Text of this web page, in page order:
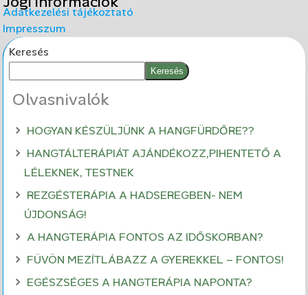
Adatkezelési tájékoztató
Impresszum
Keresés
Keresés
Olvasnivalók
HOGYAN KÉSZÜLJÜNK A HANGFÜRDŐRE??
HANGTÁLTERÁPIÁT AJÁNDÉKOZZ,PIHENTETŐ A
LÉLEKNEK, TESTNEK
REZGÉSTERÁPIA A HADSEREGBEN- NEM
ÚJDONSÁG!
A HANGTERÁPIA FONTOS AZ IDŐSKORBAN?
FÜVÖN MEZÍTLÁBAZZ A GYEREKKEL – FONTOS!
EGÉSZSÉGES A HANGTERÁPIA NAPONTA?